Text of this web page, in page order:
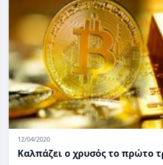
12/04/2020
Καλπάζει ο χρυσός το πρώτο